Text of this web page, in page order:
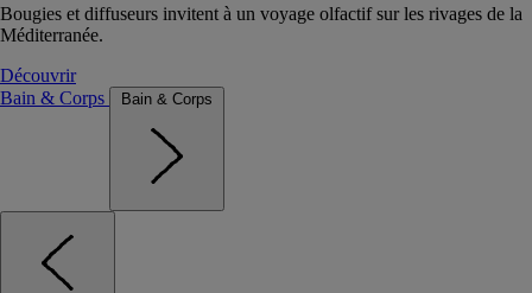
Bougies et diffuseurs invitent à un voyage olfactif sur les rivages de la
Méditerranée.
Découvrir
Bain & Corps
Bain & Corps